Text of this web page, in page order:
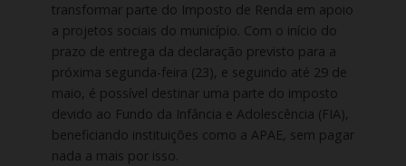
transformar parte do Imposto de Renda em apoio
a projetos sociais do município. Com o início do
prazo de entrega da declaração previsto para a
próxima segunda-feira (23), e seguindo até 29 de
maio, é possível destinar uma parte do imposto
devido ao Fundo da Infância e Adolescência (FIA),
beneficiando instituições como a APAE, sem pagar
nada a mais por isso.